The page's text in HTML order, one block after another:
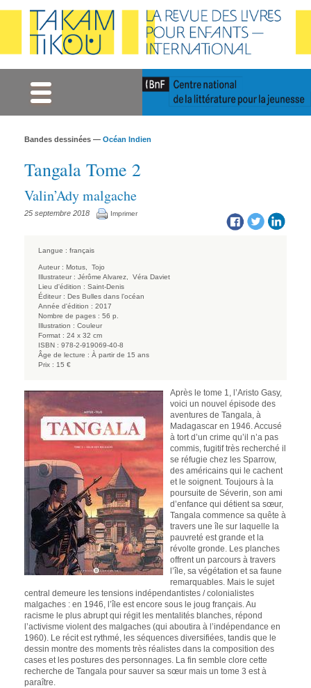
Bandes dessinées — Océan Indien
Tangala Tome 2
Valin’Ady malgache
25 septembre 2018 Imprimer
Langue : français
Auteur : Motus,
Tojo
Illustrateur : Jérôme Alvarez,
Véra Daviet
Lieu d'édition : Saint-Denis
Éditeur : Des Bulles dans l’océan
Année d'édition : 2017
Nombre de pages : 56 p.
Illustration : Couleur
Format : 24 x 32 cm
ISBN : 978-2-919069-40-8
Âge de lecture : À partir de 15 ans
Prix : 15 €
Après le tome 1, l’Aristo Gasy,
voici un nouvel épisode des
aventures de Tangala, à
Madagascar en 1946. Accusé
à tort d’un crime qu’il n’a pas
commis, fugitif très recherché il
se réfugie chez les Sparrow,
des américains qui le cachent
et le soignent. Toujours à la
poursuite de Séverin, son ami
d’enfance qui détient sa sœur,
Tangala commence sa quête à
travers une île sur laquelle la
pauvreté est grande et la
révolte gronde. Les planches
offrent un parcours à travers
l’île, sa végétation et sa faune
remarquables. Mais le sujet
central demeure les tensions indépendantistes / colonialistes
malgaches : en 1946, l’île est encore sous le joug français. Au
racisme le plus abrupt qui régit les mentalités blanches, répond
l’activisme violent des malgaches (qui aboutira à l’indépendance en
1960). Le récit est rythmé, les séquences diversifiées, tandis que le
dessin montre des moments très réalistes dans la composition des
cases et les postures des personnages. La fin semble clore cette
recherche de Tangala pour sauver sa sœur mais un tome 3 est à
paraître.